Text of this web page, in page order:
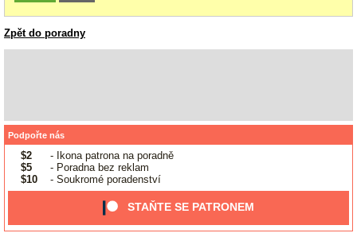
Zpět do poradny
Podpořte nás
$2
- Ikona patrona na poradně
$5
- Poradna bez reklam
$10
- Soukromé poradenství
STAŇTE SE PATRONEM